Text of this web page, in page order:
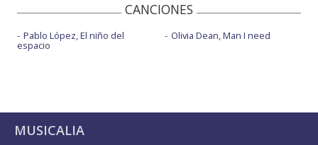
CANCIONES
Pablo López, El niño del
espacio
Olivia Dean, Man I need
MUSICALIA